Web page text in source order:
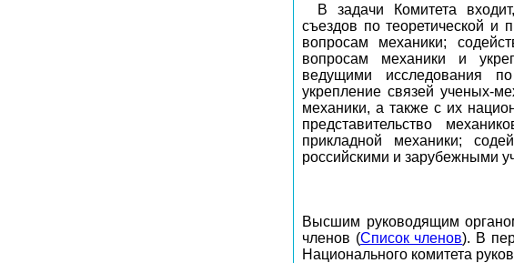
В задачи Комитета
съездов по теоретической и
вопросам механики;
вопросам механики и
ведущими исследования
укрепление связей ученых-
механики, а также с их
представительство
прикладной механики;
российскими и зарубежными
Высшим руководящим
членов (Список членов). В
Национального комитета